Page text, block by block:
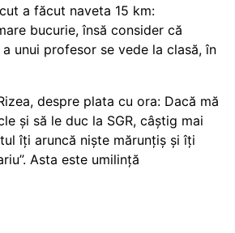
a făcut naveta 15 km:
bucurie, însă consider că
unui profesor se vede la clasă, în
despre plata cu ora: Dacă mă
și să le duc la SGR, câștig mai
îți aruncă niște mărunțiș și îți
Asta este umilință